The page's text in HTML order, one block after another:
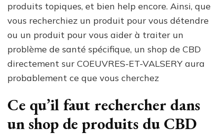
produits topiques, et bien help encore. Ainsi, que
vous recherchiez un produit pour vous détendre
ou un produit pour vous aider à traiter un
problème de santé spécifique, un shop de CBD
directement sur COEUVRES-ET-VALSERY aura
probablement ce que vous cherchez
Ce qu’il faut rechercher dans
un shop de produits du CBD